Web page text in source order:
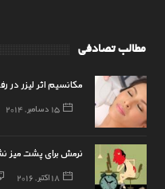
مطالب تصادفی
مکانسیم اثر لیزر
15 دسامبر, 2014
نرمش برای پشت میز
18 اکتبر, 2016